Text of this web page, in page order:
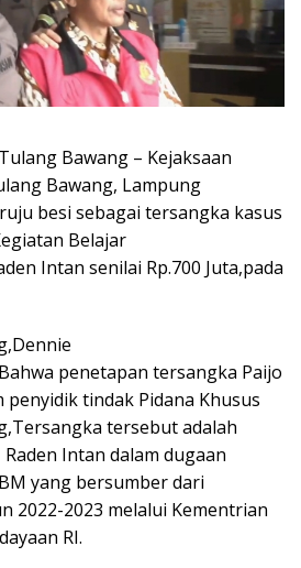
Bawang – Kejaksaan
Bawang, Lampung
besi sebagai tersangka kasus
Belajar
Intan senilai Rp.700 Juta,pada
penetapan tersangka Paijo
tindak Pidana Khusus
tersebut adalah
Raden Intan dalam dugaan
yang bersumber dari
2022-2023 melalui Kementrian
RI.